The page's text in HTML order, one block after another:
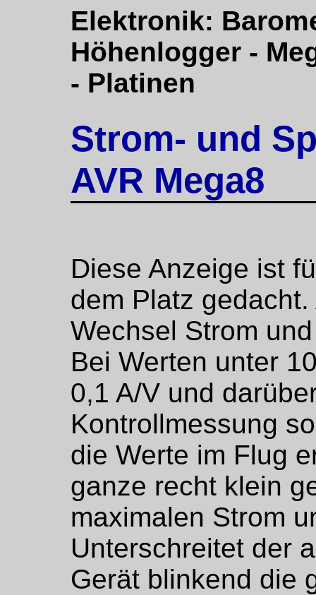
Elektronik:
Höhenlogger -
- Platinen
Strom- und
AVR Mega8
Diese Anzeige ist
dem Platz
Wechsel Strom
Bei Werten unter
0,1 A/V und
Kontrollmessung
die Werte im Flug
ganze recht klein
maximalen Strom
Unterschreitet der
Gerät blinkend die